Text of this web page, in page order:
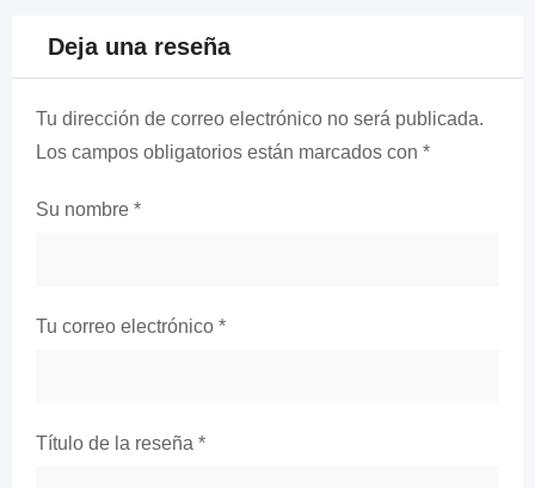
Deja una reseña
Tu dirección de correo electrónico no será publicada.
Los campos obligatorios están marcados con *
Su nombre *
Tu correo electrónico *
Título de la reseña *